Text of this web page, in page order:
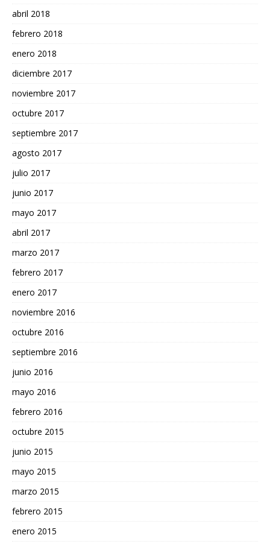
abril 2018
febrero 2018
enero 2018
diciembre 2017
noviembre 2017
octubre 2017
septiembre 2017
agosto 2017
julio 2017
junio 2017
mayo 2017
abril 2017
marzo 2017
febrero 2017
enero 2017
noviembre 2016
octubre 2016
septiembre 2016
junio 2016
mayo 2016
febrero 2016
octubre 2015
junio 2015
mayo 2015
marzo 2015
febrero 2015
enero 2015